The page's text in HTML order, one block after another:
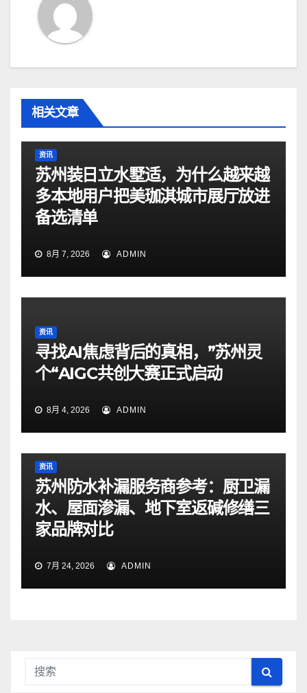
相关文章
资讯
苏州装日立水墅适，为什么越来越
多本地用户把美珈淇城市展厅放进
备选清单
8月 7, 2026 ADMIN
资讯
寻找AI焦虑背后的真相，”苏州灵
个“AIGC共创大赛正式启动
8月 4, 2026 ADMIN
资讯
苏州防水补漏服务商参考：厨卫漏
水、屋面渗漏、地下室返碱修缮三
家品牌对比
7月 24, 2026 ADMIN